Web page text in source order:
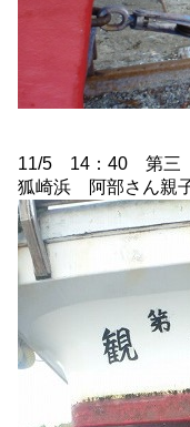
11/5 14：40 第三
狐崎浜 阿部さん親子